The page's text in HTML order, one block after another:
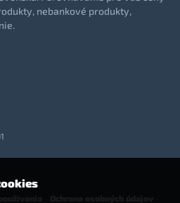
nebankové produkty,